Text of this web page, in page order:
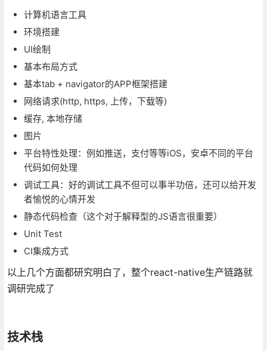
计算机语言工具
环境搭建
UI绘制
基本布局方式
基本tab + navigator的APP框架搭建
网络请求(http, https, 上传，下载等)
缓存, 本地存储
图片
平台特性处理：例如推送，支付等等iOS，安卓不同的平台
代码如何处理
调试工具：好的调试工具不但可以事半功倍，还可以给开发
者愉悦的心情开发
静态代码检查（这个对于解释型的JS语言很重要）
Unit Test
CI集成方式
以上几个方面都研究明白了，整个react-native生产链路就
调研完成了
技术栈